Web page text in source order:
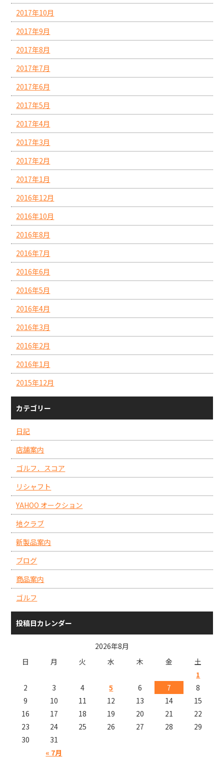
2017年10月
2017年9月
2017年8月
2017年7月
2017年6月
2017年5月
2017年4月
2017年3月
2017年2月
2017年1月
2016年12月
2016年10月
2016年8月
2016年7月
2016年6月
2016年5月
2016年4月
2016年3月
2016年2月
2016年1月
2015年12月
カテゴリー
日記
店舗案内
ゴルフ．スコア
リシャフト
YAHOO オークション
地クラブ
新製品案内
ブログ
商品案内
ゴルフ
投稿日カレンダー
2026年8月
日
月 火 水 木 金 土
« 7月
1
2
3 4 5 6 7
8
9
10 11 12 13 14
15
16
17 18 19 20 21
22
23
24 25 26 27 28
29
30
31